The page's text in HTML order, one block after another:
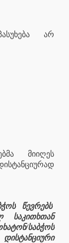
არ
მიიღეს
წევრებს
საკითხთან
საბჭოს